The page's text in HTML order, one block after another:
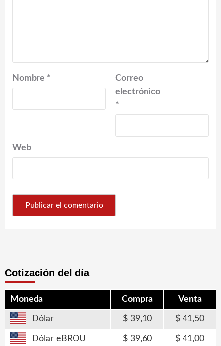
Nombre *
Correo
electrónico
*
Web
Cotización del día
Moneda Compra Venta
Dólar 39,10 41,50
Dólar eBROU 39,60 41,00